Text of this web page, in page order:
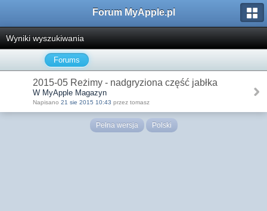
Forum MyApple.pl
Wyniki wyszukiwania
Forums
2015-05 Reżimy - nadgryziona część jabłka
W MyApple Magazyn
Napisano 21 sie 2015 10:43 przez tomasz
Pełna wersja Polski